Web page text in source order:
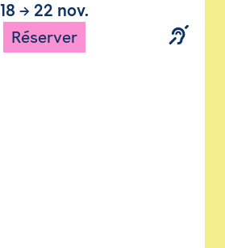
18 → 22 nov.
Réserver